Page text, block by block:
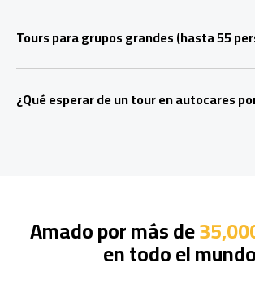
Tours para grupos grandes (hasta 55
¿Qué esperar de un tour en autocares
Amado por más de
en todo el